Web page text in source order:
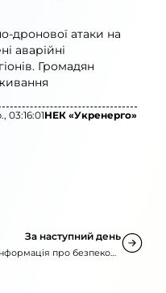
дронової атаки на
аварійні
Громадян
03:16:01НЕК «Укренерго»
За наступний день
про безпекову